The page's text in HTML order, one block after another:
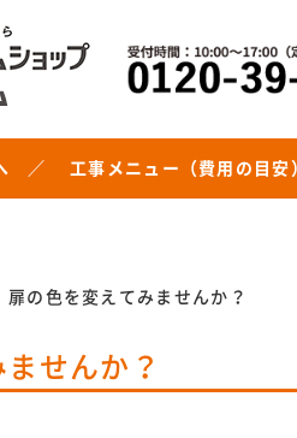
工事メニュー（費用の目安
扉の色を変えてみませんか？
せんか？